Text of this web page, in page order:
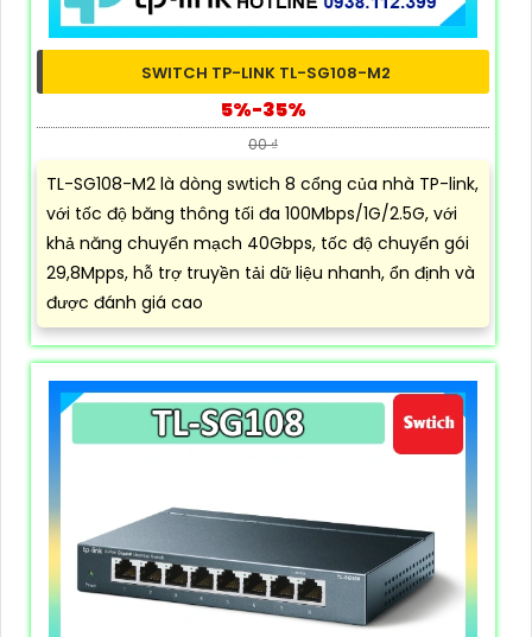
SWITCH TP-LINK TL-SG108-M2
5%-35%
00 ₫
TL-SG108-M2 là dòng swtich 8 cổng của nhà TP-link,
với tốc độ băng thông tối đa 100Mbps/1G/2.5G, với
khả năng chuyển mạch 40Gbps, tốc độ chuyển gói
29,8Mpps, hỗ trợ truyền tải dữ liệu nhanh, ổn định và
được đánh giá cao